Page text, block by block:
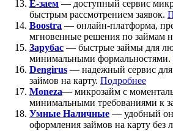
Е-заем — доступный сервис
быстрым рассмотрением заявок.
Boostra — онлайн-платформа,
мгновенные решения по займам
Зарубас — быстрые займы для
минимальными формальностями.
Dengirus — надежный сервис
займов на карту. Подробнее
Moneza— микрозайм с
минимальными требованиями к
Умные Наличные — удобный
оформления займов на карту без